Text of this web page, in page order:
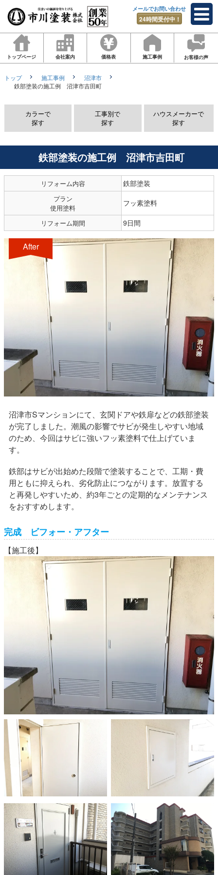
メールでお問い合わせ
24時間受付中！
トップページ 会社案内 価格表 施工事例 お客様の声
トップ 施工事例
沼津市
鉄部塗装の施工例 沼津市吉田町
カラーで
探す
工事別で
探す
ハウスメーカーで
探す
鉄部塗装の施工例 沼津市吉田町
リフォーム内容 鉄部塗装
プラン
使用塗料
フッ素塗料
リフォーム期間 9日間
After
沼津市Sマンションにて、玄関ドアや鉄扉などの鉄部塗装
が完了しました。潮風の影響でサビが発生しやすい地域
のため、今回はサビに強いフッ素塗料で仕上げていま
す。
鉄部はサビが出始めた段階で塗装することで、工期・費
用ともに抑えられ、劣化防止につながります。放置する
と再発しやすいため、約3年ごとの定期的なメンテナンス
をおすすめします。
完成 ビフォー・アフター
【施工後】